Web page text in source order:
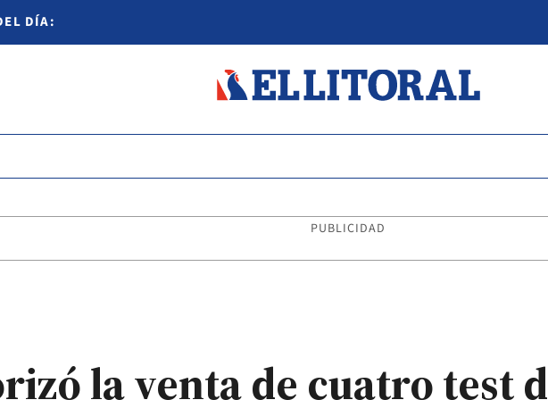
DÍA:
PUBLICIDAD
la venta de cuatro test